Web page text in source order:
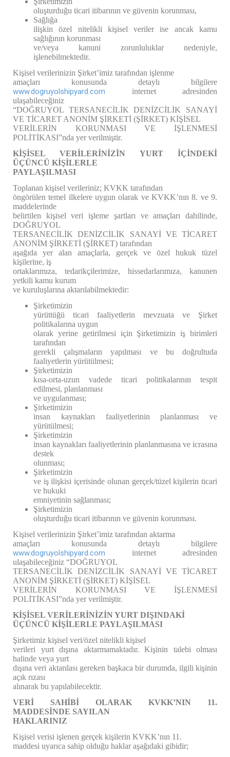
oluşturduğu ticari itibarının ve güvenin korunması,
Sağlığa
ilişkin özel nitelikli kişisel veriler ise ancak kamu
sağlığının korunması
ve/veya kanuni zorunluluklar nedeniyle,
işlenebilmektedir.
Kişisel verilerinizin Şirket’imiz tarafından işlenme
amaçları konusunda detaylı bilgilere
www.dogruyolshipyard.com
internet adresinden
ulaşabileceğiniz
“DOĞRUYOL TERSANECİLİK DENİZCİLİK SANAYİ
VE TİCARET ANONİM ŞİRKETİ (ŞİRKET) KİŞİSEL
VERİLERİN KORUNMASI VE İŞLENMESİ
POLİTİKASI”nda yer verilmiştir.
KİŞİSEL VERİLERİNİZİN YURT İÇİNDEKİ
ÜÇÜNCÜ KİŞİLERLE
PAYLAŞILMASI
Toplanan kişisel verileriniz; KVKK tarafından
öngörülen temel ilkelere uygun olarak ve KVKK’nın 8. ve 9.
maddelerinde
belirtilen kişisel veri işleme şartları ve amaçları dahilinde,
DOĞRUYOL
TERSANECİLİK DENİZCİLİK SANAYİ VE TİCARET
ANONİM ŞİRKETİ (ŞİRKET) tarafından
aşağıda yer alan amaçlarla, gerçek ve özel hukuk tüzel
kişilerine, iş
ortaklarımıza, tedarikçilerimize, hissedarlarımıza, kanunen
yetkili kamu kurum
ve kuruluşlarına aktarılabilmektedir:
Şirketimizin
yürüttüğü ticari faaliyetlerin mevzuata ve Şirket
politikalarına uygun
olarak yerine getirilmesi için Şirketimizin iş birimleri
tarafından
gerekli çalışmaların yapılması ve bu doğrultuda
faaliyetlerin yürütülmesi;
Şirketimizin
kısa-orta-uzun vadede ticari politikalarının tespit
edilmesi, planlanması
ve uygulanması;
Şirketimizin
insan kaynakları faaliyetlerinin planlanması ve
yürütülmesi;
Şirketimizin
insan kaynakları faaliyetlerinin planlanmasına ve icrasına
destek
olunması;
Şirketimizin
ve iş ilişkisi içerisinde olunan gerçek/tüzel kişilerin ticari
ve hukuki
emniyetinin sağlanması;
Şirketimizin
oluşturduğu ticari itibarının ve güvenin korunması.
Kişisel verilerinizin Şirket’imiz tarafından aktarma
amaçları konusunda detaylı bilgilere
www.dogruyolshipyard.com
internet adresinden
ulaşabileceğiniz “DOĞRUYOL
TERSANECİLİK DENİZCİLİK SANAYİ VE TİCARET
ANONİM ŞİRKETİ (ŞİRKET) KİŞİSEL
VERİLERİN KORUNMASI VE İŞLENMESİ
POLİTİKASI”nda yer verilmiştir.
KİŞİSEL VERİLERİNİZİN YURT DIŞINDAKİ
ÜÇÜNCÜ KİŞİLERLE PAYLAŞILMASI
Şirketimiz kişisel veri/özel nitelikli kişisel
verileri yurt dışına aktarmamaktadır. Kişinin talebi olması
halinde veya yurt
dışına veri aktarılası gereken başkaca bir durumda, ilgili kişinin
açık rızası
alınarak bu yapılabilecektir.
VERİ SAHİBİ OLARAK KVKK’NIN 11.
MADDESİNDE SAYILAN
HAKLARINIZ
Kişisel verisi işlenen gerçek kişilerin KVKK’nın 11.
maddesi uyarıca sahip olduğu haklar aşağıdaki gibidir;